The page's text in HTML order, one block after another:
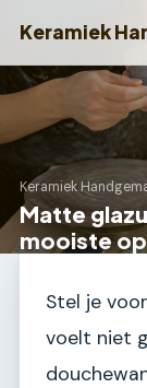
Keramiek
Keramiek
Matte
mooiste
Stel je
voelt niet